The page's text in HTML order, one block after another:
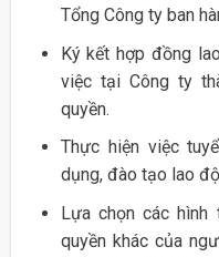
Tổng Công ty ban
Ký kết hợp đồng
việc tại Công ty
quyền.
Thực hiện việc
dụng, đào tạo lao
Lựa chọn các
quyền khác của